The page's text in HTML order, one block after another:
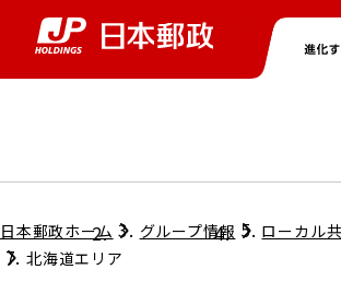
グループ情報トップ
株主・投資家情報ト
ニューストップ
サステナビリティト
採用情報トップ
日本郵政ホーム グループ情報
ローカル
北海道エリア